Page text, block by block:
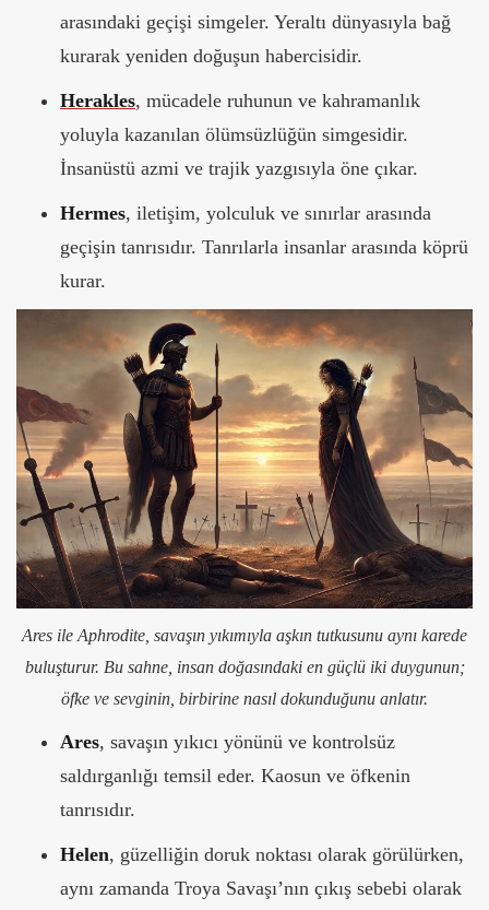
arasındaki geçişi simgeler. Yeraltı dünyasıyla bağ
kurarak yeniden doğuşun habercisidir.
Herakles, mücadele ruhunun ve kahramanlık
yoluyla kazanılan ölümsüzlüğün simgesidir.
İnsanüstü azmi ve trajik yazgısıyla öne çıkar.
Hermes, iletişim, yolculuk ve sınırlar arasında
geçişin tanrısıdır. Tanrılarla insanlar arasında köprü
kurar.
Ares ile Aphrodite, savaşın yıkımıyla aşkın tutkusunu aynı karede
buluşturur. Bu sahne, insan doğasındaki en güçlü iki duygunun;
öfke ve sevginin, birbirine nasıl dokunduğunu anlatır.
Ares, savaşın yıkıcı yönünü ve kontrolsüz
saldırganlığı temsil eder. Kaosun ve öfkenin
tanrısıdır.
Helen, güzelliğin doruk noktası olarak görülürken,
aynı zamanda Troya Savaşı’nın çıkış sebebi olarak